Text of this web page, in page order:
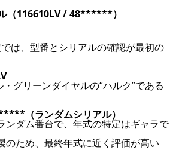
（116610LV / 48******）
は、型番とシリアルの確認が最初の
グリーンダイヤルの“ハルク”である
（ランダムシリアル）
ンダム番台で、年式の特定はギャラで
ため、最終年式に近く評価が高い